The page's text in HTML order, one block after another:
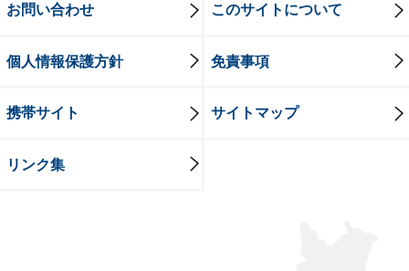
お問い合わせ このサイトについて
個人情報保護方針 免責事項
携帯サイト サイトマップ
リンク集